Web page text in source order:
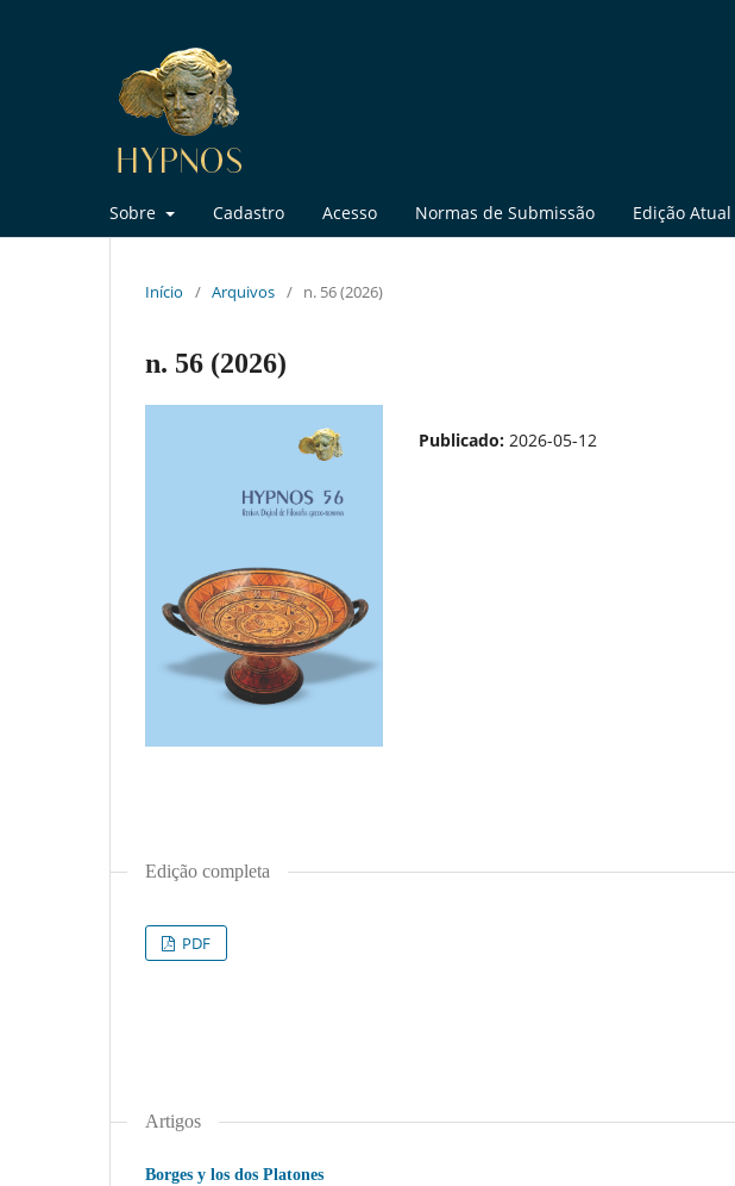
Sobre Cadastro Acesso Normas de Submissão Edição Atual
Início / Arquivos / n. 56 (2026)
n. 56 (2026)
Publicado: 2026-05-12
Edição completa
PDF
Artigos
Borges y los dos Platones